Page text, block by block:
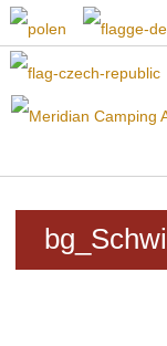
START
APARTMENTS